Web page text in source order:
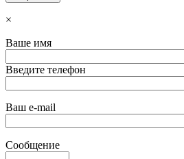
×
Ваше имя
Введите телефон
Ваш e-mail
Сообщение